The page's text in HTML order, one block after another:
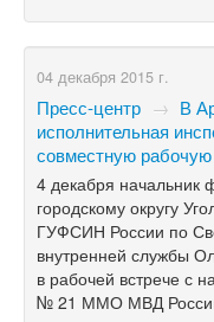
04 декабря 2015 г.
Пресс-центр → В
исполнительная
совместную рабочую
4 декабря начальник
городскому округу
ГУФСИН России по
внутренней службы
в рабочей встрече с
№ 21 ММО МВД